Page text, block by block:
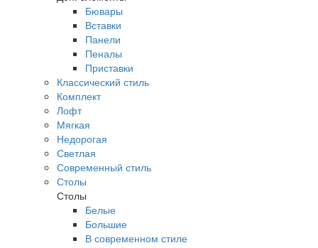
Бювары
Вставки
Панели
Пеналы
Приставки
Классический стиль
Комплект
Лофт
Мягкая
Недорогая
Светлая
Современный стиль
Столы
Столы
Белые
Большие
В современном стиле